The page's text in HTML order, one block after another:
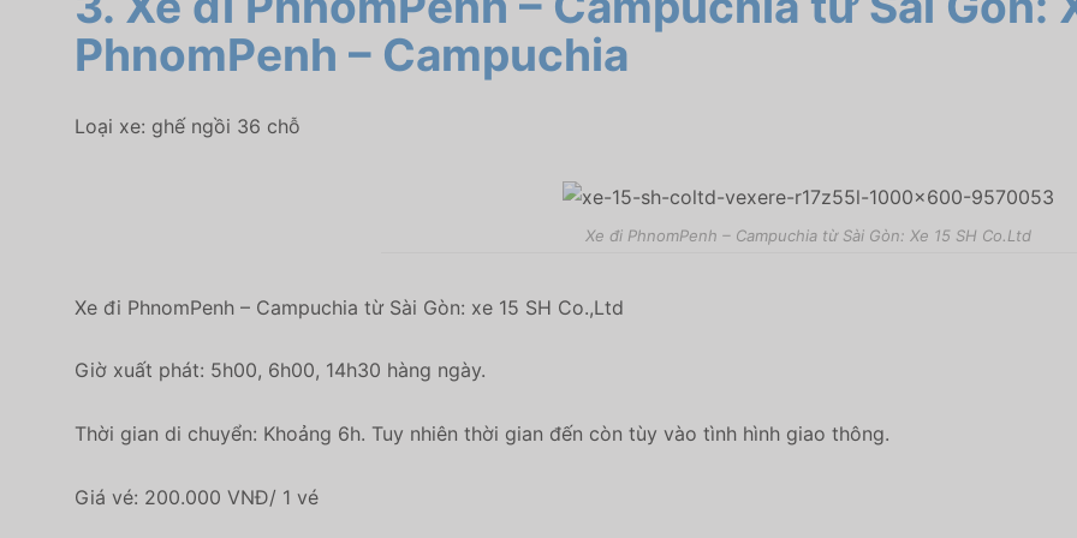
PhnomPenh – Campuchia
Loại xe: ghế ngồi 36 chỗ
Xe đi PhnomPenh – Campuchia từ Sài Gòn: Xe 15 SH Co.Ltd
Xe đi PhnomPenh – Campuchia từ Sài Gòn: xe 15 SH Co.,Ltd
Giờ xuất phát: 5h00, 6h00, 14h30 hàng ngày.
Thời gian di chuyển: Khoảng 6h. Tuy nhiên thời gian đến còn tùy vào tình hình giao thông.
Giá vé: 200.000 VNĐ/ 1 vé